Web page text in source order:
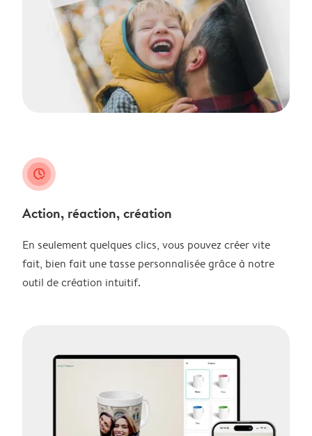
clock_check
Action, réaction, création
En seulement quelques clics, vous pouvez créer vite
fait, bien fait une tasse personnalisée grâce à notre
outil de création intuitif.